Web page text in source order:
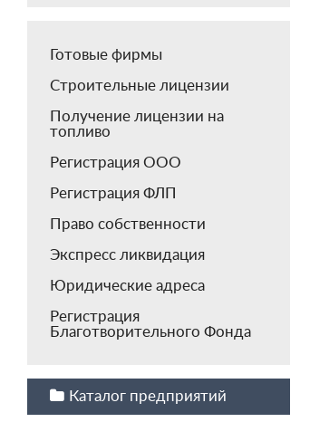
Готовые фирмы
Строительные лицензии
Получение лицензии на
топливо
Регистрация ООО
Регистрация ФЛП
Право собственности
Экспресс ликвидация
Юридические адреса
Регистрация
Благотворительного Фонда
Каталог предприятий